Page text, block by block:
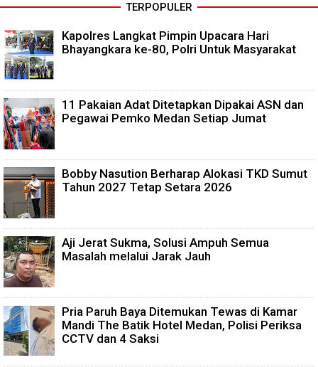
TERPOPULER
Kapolres Langkat Pimpin Upacara Hari
Bhayangkara ke-80, Polri Untuk Masyarakat
11 Pakaian Adat Ditetapkan Dipakai ASN dan
Pegawai Pemko Medan Setiap Jumat
Bobby Nasution Berharap Alokasi TKD Sumut
Tahun 2027 Tetap Setara 2026
Aji Jerat Sukma, Solusi Ampuh Semua
Masalah melalui Jarak Jauh
Pria Paruh Baya Ditemukan Tewas di Kamar
Mandi The Batik Hotel Medan, Polisi Periksa
CCTV dan 4 Saksi